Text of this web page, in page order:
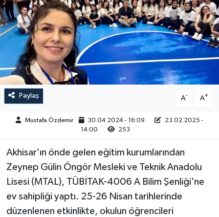
Paylaş A- A+
Mustafa Özdemir 30.04.2024 - 16:09
23.02.2025 -
14:00
253
Akhisar'ın önde gelen eğitim kurumlarından
Zeynep Gülin Öngör Mesleki ve Teknik Anadolu
Lisesi (MTAL), TÜBİTAK-4006 A Bilim Şenliği'ne
ev sahipliği yaptı. 25-26 Nisan tarihlerinde
düzenlenen etkinlikte, okulun öğrencileri
Duyurular
Teknoloji
Yerel Haber
Akhisar Emlak
Ülke
Etiketler
Tarım-Gıda
Sektörel
Röportaj
Dünya
Yaşam
Teknoloji
Yerel Haber
Akhisar Emlak